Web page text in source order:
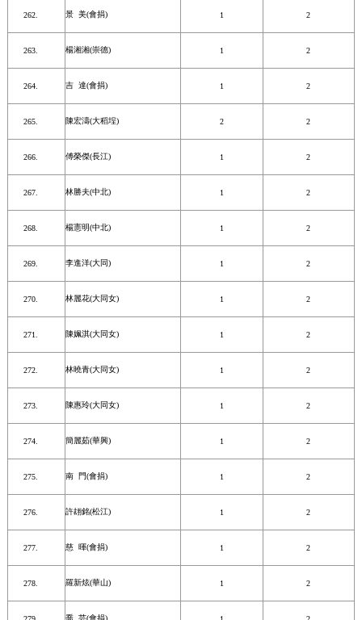
景 美(會捐) 1 2
楊湘湘(崇德) 1 2
吉 達(會捐) 1 2
陳宏濤(大稻埕) 2 2
傅榮傑(長江) 1 2
林勝夫(中北) 1 2
楊憲明(中北) 1 2
李進洋(大同) 1 2
林麗花(大同女) 1 2
陳姵淇(大同女) 1 2
林曉青(大同女) 1 2
陳惠玲(大同女) 1 2
簡麗茹(華興) 1 2
南 門(會捐) 1 2
許翃銘(松江) 1 2
慈 暉(會捐) 1 2
羅新炫(華山) 1 2
喬 芸(會捐)